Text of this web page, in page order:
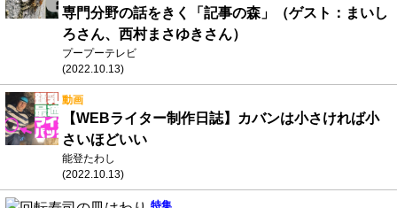
専門分野の話をきく「記事の森」（ゲスト：まいし
ろさん、西村まさゆきさん）
プープーテレビ
(2022.10.13)
動画
【WEBライター制作日誌】カバンは小さければ小
さいほどいい
能登たわし
(2022.10.13)
特集